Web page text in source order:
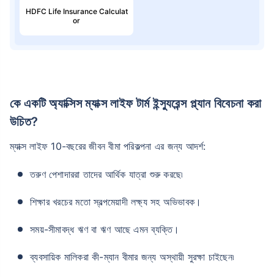
HDFC Life Insurance Calculat
or
কে একটি অ্যাক্সিস ম্যাক্স লাইফ টার্ম ইন্স্যুরেন্স প্ল্যান বিবেচনা করা
উচিত?
ম্যাক্স লাইফ 10-বছরের জীবন বীমা পরিকল্পনা এর জন্য আদর্শ:
তরুণ পেশাদাররা তাদের আর্থিক যাত্রা শুরু করছে৷
শিক্ষার খরচের মতো স্বল্পমেয়াদী লক্ষ্য সহ অভিভাবক।
সময়-সীমাবদ্ধ ঋণ বা ঋণ আছে এমন ব্যক্তি।
ব্যবসায়িক মালিকরা কী-ম্যান বীমার জন্য অস্থায়ী সুরক্ষা চাইছেন৷